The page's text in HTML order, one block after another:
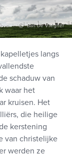
Bart De Vliegher
langs
schaduw van
waar het
kruisen. Het
die heilige
kerstening
van christelijke
werden ze